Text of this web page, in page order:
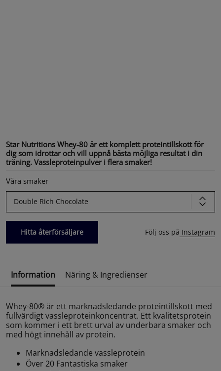
Star Nutritions Whey-80 är ett komplett proteintillskott för
dig som idrottar och vill uppnå bästa möjliga resultat i din
träning. Vassleproteinpulver i flera smaker!
Våra smaker
Double Rich Chocolate
Hitta återförsäljare Följ oss på Instagram
Information Näring & Ingredienser
Whey-80® är ett marknadsledande proteintillskott med
fullvärdigt vassleproteinkoncentrat. Ett kvalitetsprotein
som kommer i ett brett urval av underbara smaker och
med högt innehåll av protein.
Marknadsledande vassleprotein
Över 20 Fantastiska smaker